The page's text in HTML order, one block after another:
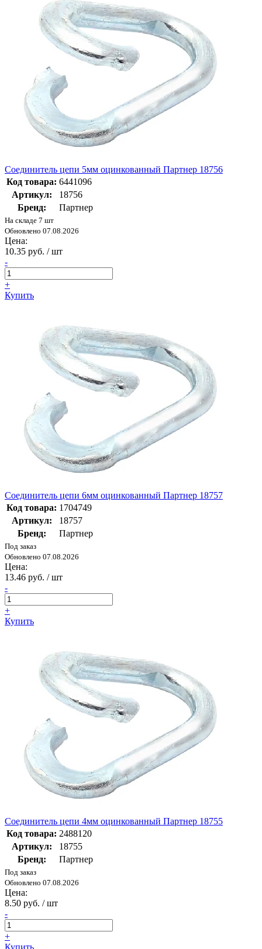
Соединитель цепи 5мм оцинкованный Партнер 18756
Код товара: 6441096
Артикул:
18756
Бренд:
Партнер
На складе 7 шт
Обновлено 07.08.2026
Цена:
10.35 руб. / шт
-
+
Купить
Соединитель цепи 6мм оцинкованный Партнер 18757
Код товара: 1704749
Артикул:
18757
Бренд:
Партнер
Под заказ
Обновлено 07.08.2026
Цена:
13.46 руб. / шт
-
+
Купить
Соединитель цепи 4мм оцинкованный Партнер 18755
Код товара: 2488120
Артикул:
18755
Бренд:
Партнер
Под заказ
Обновлено 07.08.2026
Цена:
8.50 руб. / шт
-
+
Купить